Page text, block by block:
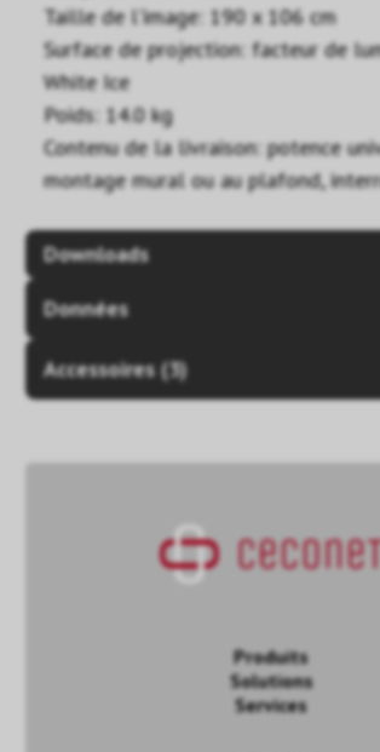
Taille de l'image: 190 x 106 cm
Surface de projection: facteur de
White Ice
Poids: 14.0 kg
Contenu de la livraison: potence
montage mural ou au plafond,
Downloads
Données
Accessoires (3)
Produits
Solutions
Services